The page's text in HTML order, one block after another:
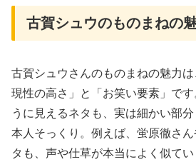
古賀シュウのものまねの
古賀シュウさんのものまねの魅力
現性の高さ」と「お笑い要素」で
うに見えるネタも、実は細かい部分
本人そっくり。例えば、蛍原徹さ
タも、声や仕草が本当によく似てい